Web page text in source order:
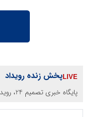
پخش زنده رویداد
پایگاه خبری تصمیم 24، رویداد جدیدی را ثبت نکرده است.